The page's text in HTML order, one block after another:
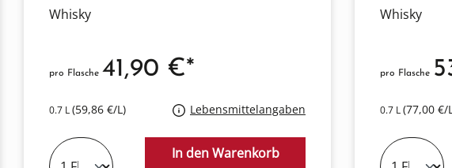
Whisky
0.7 L(59,86 €/L) Lebensmittelangaben
pro Flasche 41,90 €*
In den Warenkorb
Whisky
0.7 L(77,00 €/
pro Flasche